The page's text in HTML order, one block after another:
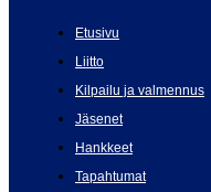
Etusivu
Liitto
Kilpailu ja valmennus
Jäsenet
Hankkeet
Tapahtumat